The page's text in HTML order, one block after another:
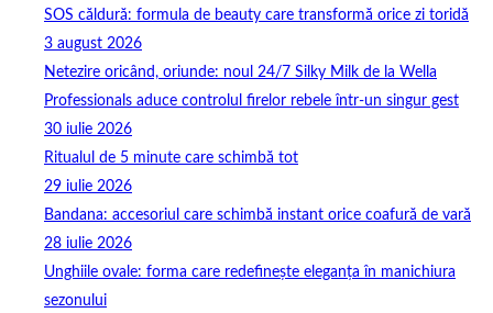
SOS căldură: formula de beauty care transformă orice zi toridă
3 august 2026
Netezire oricând, oriunde: noul 24/7 Silky Milk de la Wella
Professionals aduce controlul firelor rebele într-un singur gest
30 iulie 2026
Ritualul de 5 minute care schimbă tot
29 iulie 2026
Bandana: accesoriul care schimbă instant orice coafură de vară
28 iulie 2026
Unghiile ovale: forma care redefinește eleganța în manichiura
sezonului